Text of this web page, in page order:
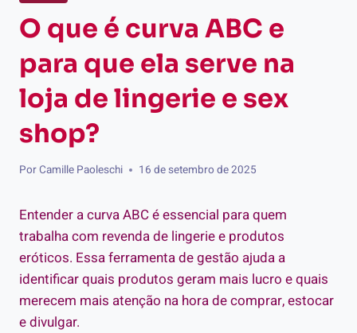
O que é curva ABC e
para que ela serve na
loja de lingerie e sex
shop?
PorCamille Paoleschi 16 de setembro de 2025
Entender a curva ABC é essencial para quem
trabalha com revenda de lingerie e produtos
eróticos. Essa ferramenta de gestão ajuda a
identificar quais produtos geram mais lucro e quais
merecem mais atenção na hora de comprar, estocar
e divulgar.